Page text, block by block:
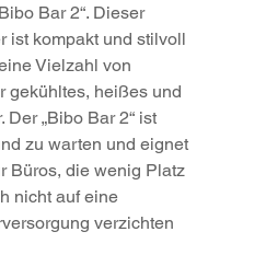
Bar 2“. Dieser
ist kompakt und stilvoll
Vielzahl von
gekühltes, heißes und
„Bibo Bar 2“ ist
zu warten und eignet
Büros, die wenig Platz
nicht auf eine
verzichten